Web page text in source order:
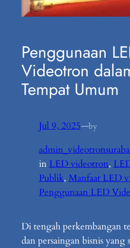
Penggunaan
Videotron
Tempat Umum
Jul 9, 2025—by
in LED videotron,
Publik, Manfaat LED
Penggunaan LED
Di tengah perkembangan
dan persaingan bisnis yang